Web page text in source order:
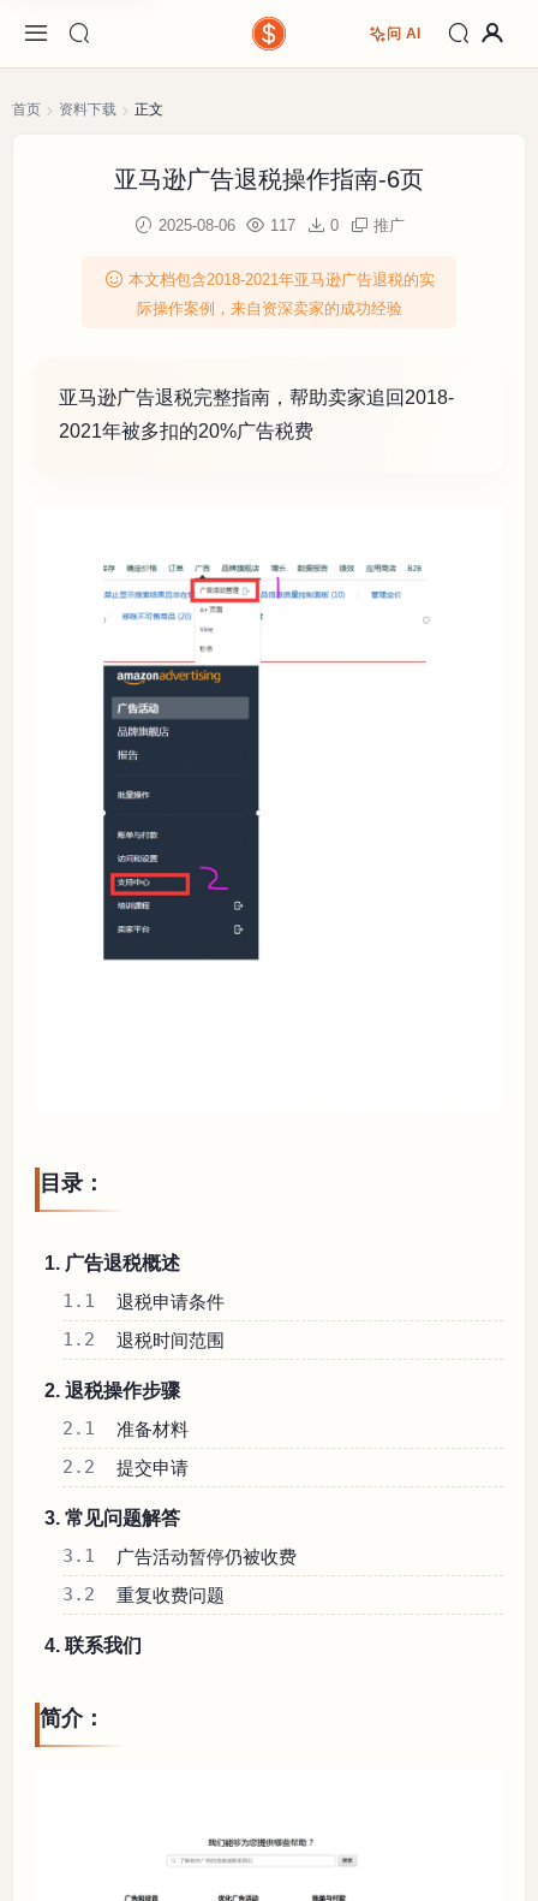
问 AI
首页 资料下载 正文
亚马逊广告退税操作指南-6页
2025-08-06 117 0 推广
本文档包含2018-2021年亚马逊广告退税的实
际操作案例，来自资深卖家的成功经验
亚马逊广告退税完整指南，帮助卖家追回2018-
2021年被多扣的20%广告税费
目录：
1. 广告退税概述
1.1 退税申请条件
1.2 退税时间范围
2. 退税操作步骤
2.1 准备材料
2.2 提交申请
3. 常见问题解答
3.1 广告活动暂停仍被收费
3.2 重复收费问题
4. 联系我们
简介：